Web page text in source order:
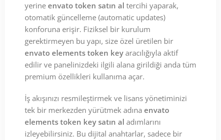
yerine envato token satın al tercihi yaparak,
otomatik güncelleme (automatic updates)
konforuna erişir. Fiziksel bir kurulum
gerektirmeyen bu yapı, size özel üretilen bir
envato elements token key aracılığıyla aktif
edilir ve panelinizdeki ilgili alana girildiği anda tüm
premium özellikleri kullanıma açar.
İş akışınızı resmileştirmek ve lisans yönetiminizi
tek bir merkezden yürütmek adına envato
elements token key satın al adımlarını
izleyebilirsiniz. Bu dijital anahtarlar, sadece bir